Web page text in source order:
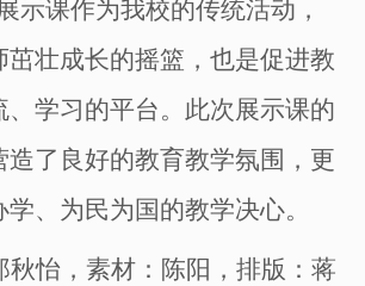
示课作为我校的传统活动，
茁壮成长的摇篮，也是促进教
、学习的平台。此次展示课的
造了良好的教育教学氛围，更
、为民为国的教学决心。
秋怡， 素材：陈阳 ， 排版：蒋